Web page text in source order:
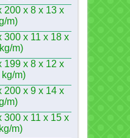
200 x 8 x 13 x
m)
300 x 11 x 18 x
m)
199 x 8 x 12 x
m)
200 x 9 x 14 x
m)
300 x 11 x 15 x
m)